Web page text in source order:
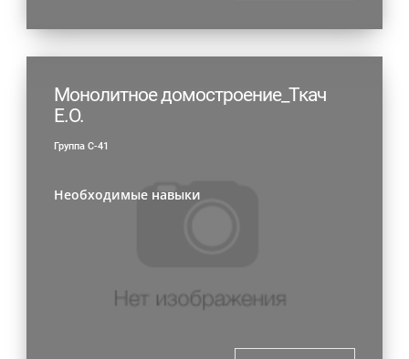
Монолитное домостроение_Ткач
Е.О.
Группа С-41
Необходимые навыки